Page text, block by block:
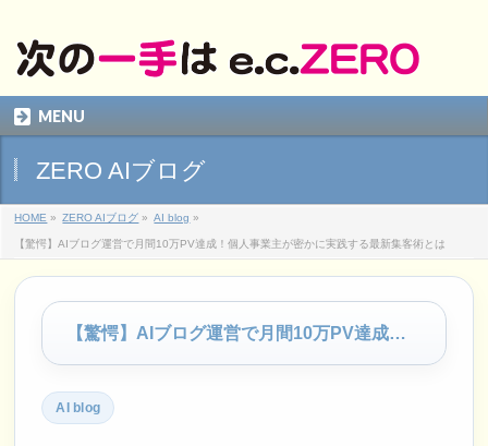
MENU
ZERO AIブログ
HOME » ZERO AIブログ » AI blog »
【驚愕】AIブログ運営で月間10万PV達成！個人事業主が密かに実践する最新集客術とは
【驚愕】AIブログ運営で月間10万PV達成！個人事業主が密かに実践する最新集客術とは
AI blog